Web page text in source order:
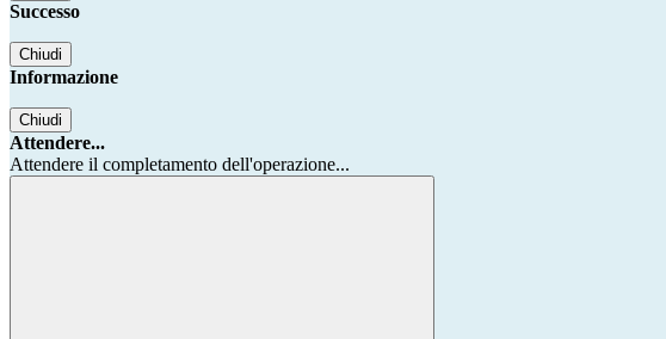
Successo
Chiudi
Informazione
Chiudi
Attendere...
Attendere il completamento dell'operazione...